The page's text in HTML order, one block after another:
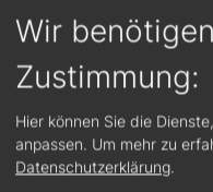
Wir
Zustimmung:
Hier können Sie die
anpassen. Um mehr zu
Datenschutzerklärung.